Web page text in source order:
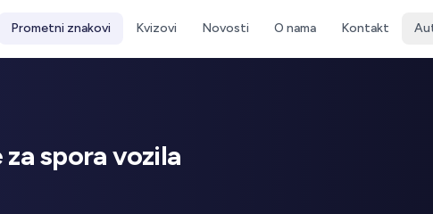
Prometni znakovi Kvizovi Novosti O nama Kontakt
spora vozila